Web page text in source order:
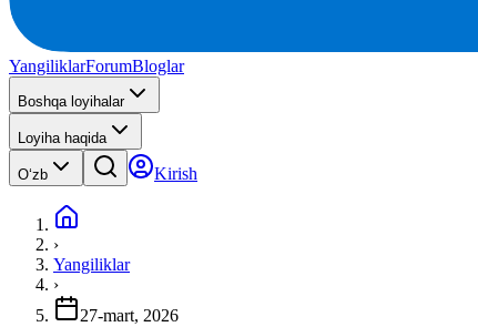
YangiliklarForumBloglar
Boshqa loyihalar
Loyiha haqida
Oʻzb Kirish
›
Yangiliklar
›
27-mart, 2026